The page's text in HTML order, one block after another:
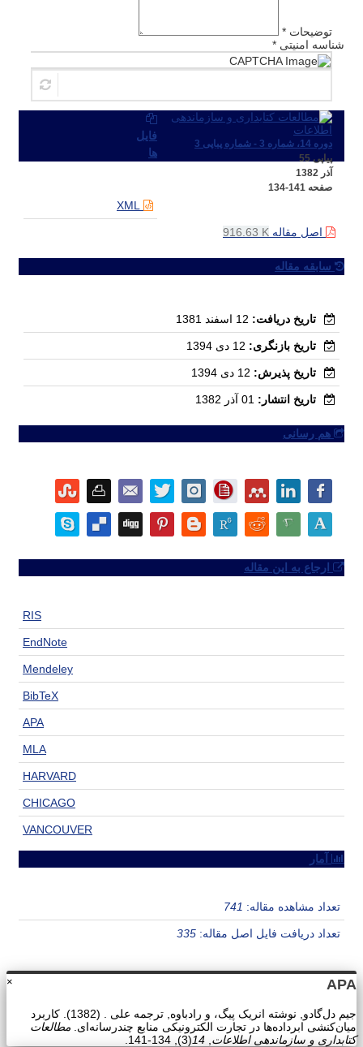
توضیحات *
شناسه امنیتی *
دوره 14، شماره 3 - شماره پیاپی 3
پیاپی 55
آذر 1382
صفحه 134-141
فایل
ها
اصل مقاله 916.63 K
سابقه مقاله
تاریخ دریافت:
تاریخ بازنگری:
تاریخ پذیرش:
تاریخ انتشار:
هم رسانی
ارجاع به این مقاله
RIS
EndNote
Mendeley
BibTeX
APA
MLA
HARVARD
CHICAGO
VANCOUVER
آمار
تعداد مشاهده مقاله: 741
تعداد دریافت فایل اصل مقاله: 335
× APA
جیم دل‌گادو, نوشته انریک پیگ، و رادباوه, ترجمه علی . (1382). کاربرد
میان‌کنشی ابرداده‌ها در تجارت الکترونیکی منابع چندرسانه‌ای. مطالعات
کتابداری و سازماندهی اطلاعات 14
(3), 134-141.